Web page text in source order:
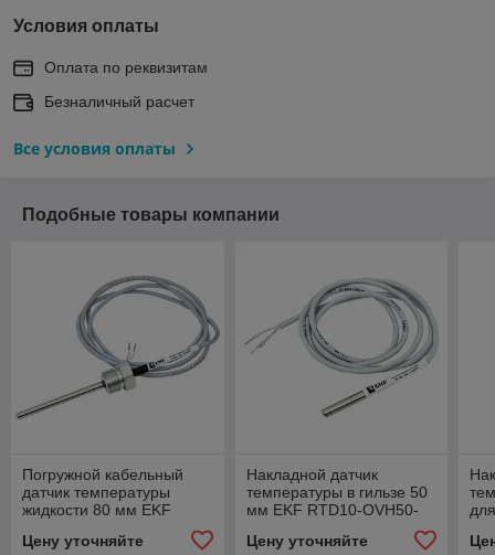
Условия оплаты
Оплата по реквизитам
Безналичный расчет
Все условия оплаты
Подобные товары компании
Погружной кабельный
датчик температуры
жидкости 80 мм EKF
Цену уточняйте
Накладной датчик
температуры в гильзе 50
мм EKF RTD10-OVH50-
Цену уточняйте